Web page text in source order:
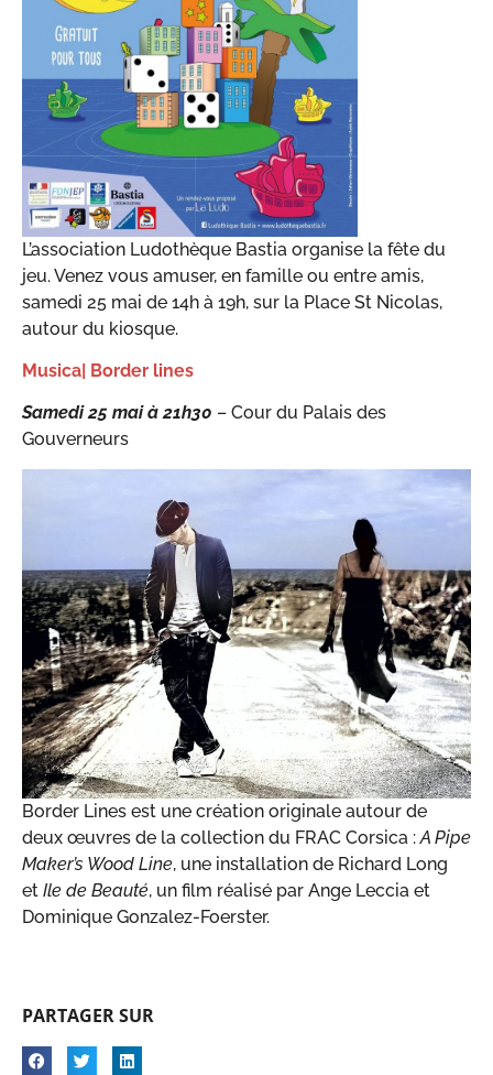
L’association Ludothèque Bastia organise la fête du
jeu. Venez vous amuser, en famille ou entre amis,
samedi 25 mai de 14h à 19h, sur la Place St Nicolas,
autour du kiosque.
Musica| Border lines
Samedi 25 mai à 21h30 – Cour du Palais des
Gouverneurs
Border Lines est une création originale autour de
deux œuvres de la collection du FRAC Corsica :A Pipe
Maker’s Wood Line, une installation de Richard Long
et Ile de Beauté, un film réalisé par Ange Leccia et
Dominique Gonzalez-Foerster.
PARTAGER SUR